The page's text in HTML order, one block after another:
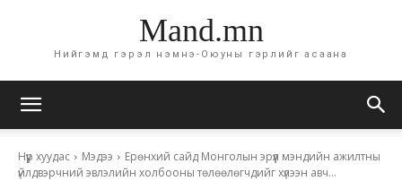
Mand.mn
Нийгэмд гэрэл нэмнэ-Оюуны гэрлийг асаана
Нүүр хуудас Мэдээ
Ерөнхий сайд Монголын эрүүл мэндийн ажилтны
үйлдвэрчний эвлэлийн холбооны төлөөлөгчдийг хүлээн авч...